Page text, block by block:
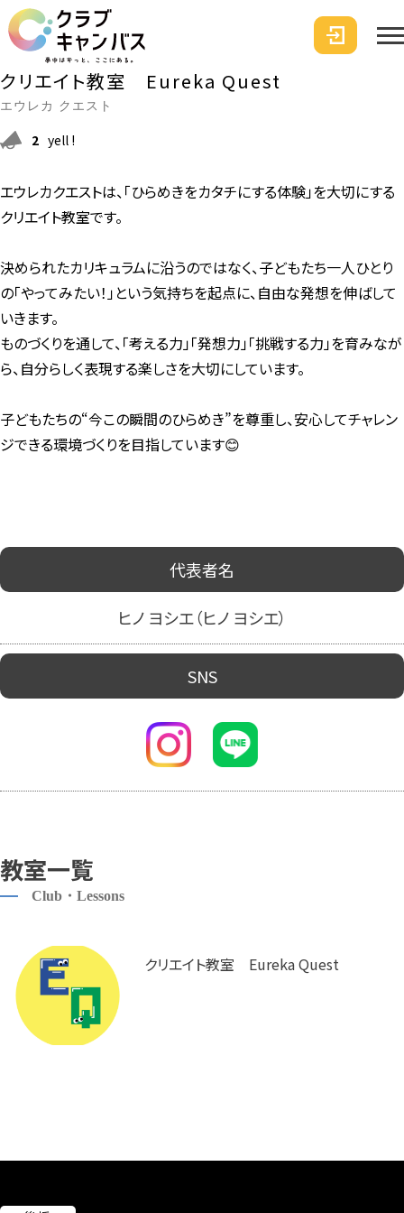
クリエイト教室 Eureka Quest
エウレカ クエスト
2 yell !
エウレカクエストは、「ひらめきをカタチにする体験」を大切にする
クリエイト教室です。
決められたカリキュラムに沿うのではなく、子どもたち一人ひとり
の「やってみたい！」という気持ちを起点に、自由な発想を伸ばして
いきます。
ものづくりを通して、「考える力」「発想力」「挑戦する力」を育みなが
ら、自分らしく表現する楽しさを大切にしています。
子どもたちの“今この瞬間のひらめき”を尊重し、安心してチャレン
ジできる環境づくりを目指しています😊
代表者名
ヒノ ヨシエ（ヒノ ヨシエ）
SNS
教室一覧
Club・Lessons
クリエイト教室 Eureka Quest